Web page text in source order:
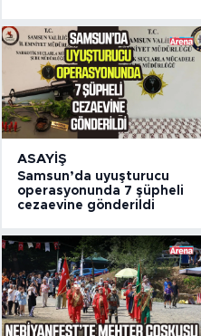
ASAYIŞ
Samsun’da uyuşturucu
operasyonunda 7 şüpheli
cezaevine gönderildi